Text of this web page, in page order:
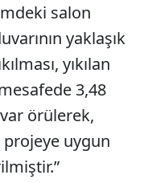
salon
yaklaşık
yıkılan
3,48
örülerek,
projeye uygun